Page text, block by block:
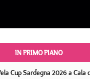
IN PRIMO PIANO
Cup Sardegna 2026 a Cala